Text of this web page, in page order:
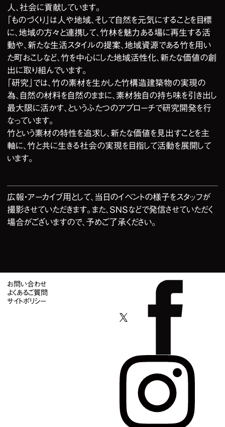
人、社会に貢献しています。
「ものづくり」は人や地域、そして自然を元気にすることを目標
に、地域の方々と連携して、竹林を魅力ある場に再生する活
動や、新たな生活スタイルの提案、地域資源である竹を用い
た町おこしなど、竹を中心にした地域活性化、新たな価値の創
出に取り組んでいます。
「研究」では、竹の素材を生かした竹構造建築物の実現の
為、自然の材料を自然のままに、素材独自の持ち味を引き出し
最大限に活かす、というふたつのアプローチで研究開発を行
なっています。
竹という素材の特性を追求し、新たな価値を見出すことを主
軸に、竹と共に生きる社会の実現を目指して活動を展開して
います。
広報・アーカイブ用として、当日のイベントの様子をスタッフが
撮影させていただきます。また、SNSなどで発信させていただく
場合がございますので、予めご了承ください。
お問い合わせ
よくあるご質問
サイトポリシー